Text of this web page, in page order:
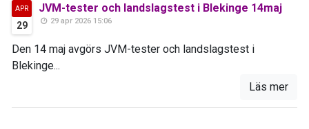
APR
29
JVM-tester och landslagstest i Blekinge 14maj
29 apr 2026 15:06
Den 14 maj avgörs JVM-tester och landslagstest i
Blekinge...
Läs mer